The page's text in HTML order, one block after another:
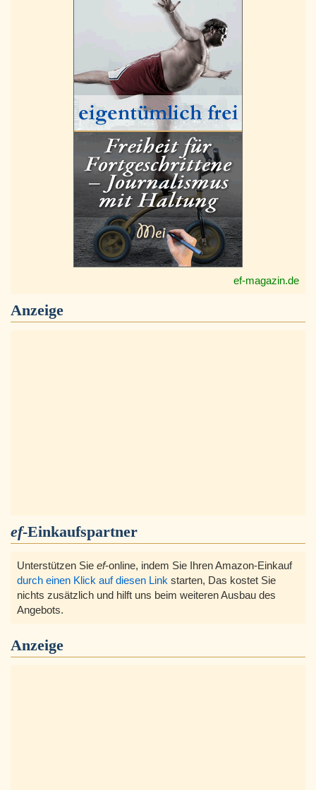
ef-magazin.de
Anzeige
ef-Einkaufspartner
Unterstützen Sie ef-online, indem Sie Ihren Amazon-Einkauf
durch einen Klick auf diesen Link starten, Das kostet Sie
nichts zusätzlich und hilft uns beim weiteren Ausbau des
Angebots.
Anzeige